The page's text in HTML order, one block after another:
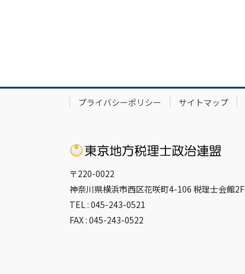
プライバシーポリシー サイトマップ
〒220-0022
神奈川県横浜市西区花咲町4-106 税理士会館2F
TEL : 045-243-0521
FAX : 045-243-0522